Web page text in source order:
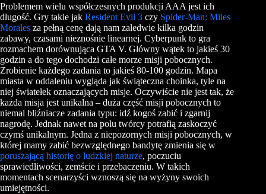
Problemem wielu współczesnych produkcji AAA jest ich
długość. Gry takie jak Resident Evil 3 czy Spider-Man: Miles
Morales za pełną cenę dają nam zaledwie kilka godzin
zabawy, czasami nieznośnie linearnej. Cyberpunk to gra
rozmachem dorównująca GTA V. Główny wątek to jakieś 30
godzin a do tego dochodzi całe morze misji pobocznych.
Zrobienie każdego zadania to jakieś 80-100 godzin. Mapa
miasta w oddaleniu wygląda jak świąteczna choinka, tyle na
niej światełek oznaczających misje. Oczywiście nie jest tak, że
każda misja jest unikalna – duża część misji pobocznych to
niemal bliźniacze zadania typu: idź kogoś zabić i zgarnij
nagrodę. Jednak nawet na polu twórcy potrafią zaskoczyć
czymś unikalnym. Jedna z niepozornych misji pobocznych, w
której mamy zabić bezwzględnego bandytę zmienia się w
poruszającą historię o ludzkiej naturze, poczuciu
sprawiedliwości, zemście i przebaczeniu. W takich
momentach scenarzyści wznoszą się na wyżyny swoich
umiejętności.